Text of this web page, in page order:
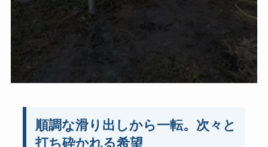
順調な滑り出しから一転。次々と
打ち砕かれる希望